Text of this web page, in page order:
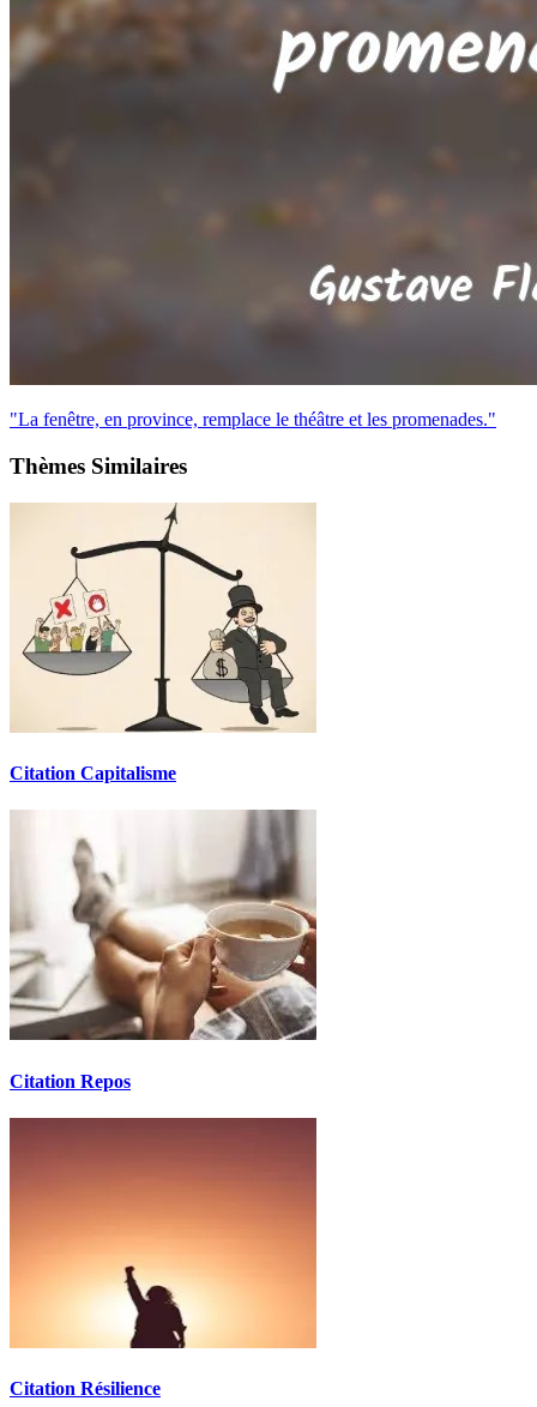
"La fenêtre, en province, remplace le théâtre et les promenades."
Thèmes Similaires
Citation Capitalisme
Citation Repos
Citation Résilience